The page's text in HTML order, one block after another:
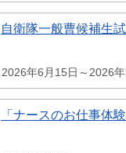
自衛隊一般曹候補生
2026年6月15日～2026年
「ナースのお仕事体